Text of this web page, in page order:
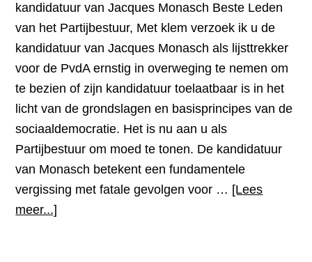
kandidatuur van Jacques Monasch Beste Leden
van het Partijbestuur, Met klem verzoek ik u de
kandidatuur van Jacques Monasch als lijsttrekker
voor de PvdA ernstig in overweging te nemen om
te bezien of zijn kandidatuur toelaatbaar is in het
licht van de grondslagen en basisprincipes van de
sociaaldemocratie. Het is nu aan u als
Partijbestuur om moed te tonen. De kandidatuur
van Monasch betekent een fundamentele
vergissing met fatale gevolgen voor … [Lees
meer...]